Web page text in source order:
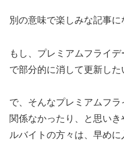
別の意味で楽しみな記事に
もし、プレミアムフライ
で部分的に消して更新した
で、そんなプレミアムフ
関係なかったり、と思い
ルバイトの方々は、早め